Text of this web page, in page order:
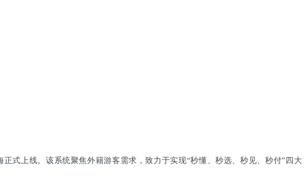
式上线。该系统聚焦外籍游客需求，致力于实现“秒懂、秒选、秒见、秒付”四大